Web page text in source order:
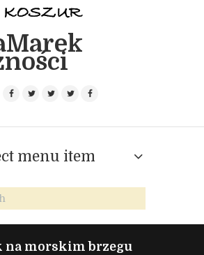
menu item
na morskim brzegu